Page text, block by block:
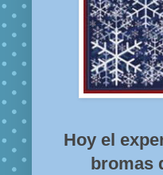
Hoy el
bromas